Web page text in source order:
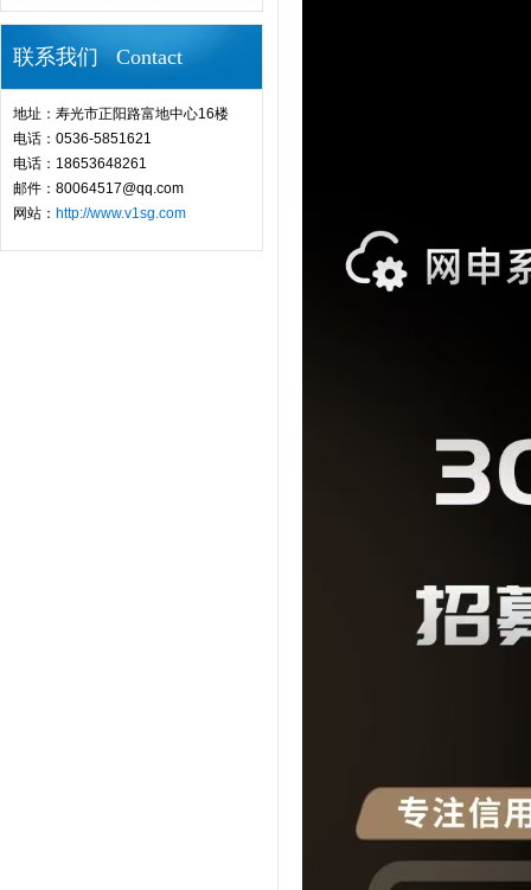
联系我们 Contact
地址：寿光市正阳路富地中心16楼
电话：0536-5851621
电话：18653648261
邮件：80064517@qq.com
网站： http://www.v1sg.com